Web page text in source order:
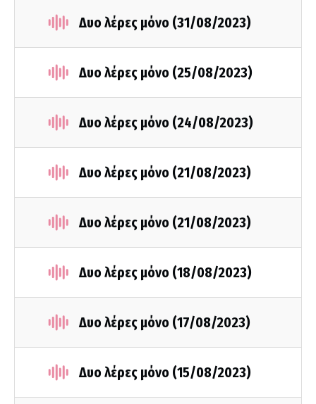
Δυο λέρες μόνο (31/08/2023)
Δυο λέρες μόνο (25/08/2023)
Δυο λέρες μόνο (24/08/2023)
Δυο λέρες μόνο (21/08/2023)
Δυο λέρες μόνο (21/08/2023)
Δυο λέρες μόνο (18/08/2023)
Δυο λέρες μόνο (17/08/2023)
Δυο λέρες μόνο (15/08/2023)